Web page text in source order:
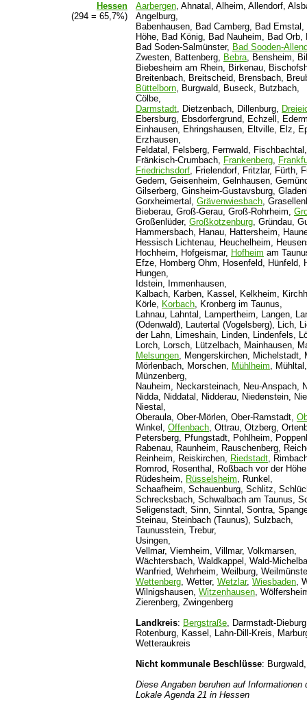
Hessen
(294 = 65,7%)
Aarbergen, Ahnatal, Alheim, Allendorf,
Angelburg,
Babenhausen, Bad Camberg, Bad
Höhe, Bad König, Bad Nauheim, Bad
Bad Soden-Salmünster, Bad Sooden-
Zwesten, Battenberg, Bebra, Bensheim,
Biebesheim am Rhein, Birkenau,
Breitenbach, Breitscheid, Brensbach,
Büttelborn, Burgwald, Buseck, Butzbach,
Cölbe,
Darmstadt, Dietzenbach, Dillenburg,
Ebersburg, Ebsdorfergrund, Echzell,
Einhausen, Ehringshausen, Eltville, Elz,
Erzhausen,
Feldatal, Felsberg, Fernwald,
Fränkisch-Crumbach, Frankenberg,
Friedrichsdorf, Frielendorf, Fritzlar, Fürth,
Gedern, Geisenheim, Gelnhausen,
Gilserberg, Ginsheim-Gustavsburg,
Gorxheimertal, Grävenwiesbach,
Bieberau, Groß-Gerau, Groß-Rohrheim,
Großenlüder, Großkotzenburg, Gründau,
Hammersbach, Hanau, Hattersheim,
Hessisch Lichtenau, Heuchelheim,
Hochheim, Hofgeismar, Hofheim am
Efze, Homberg Ohm, Hosenfeld, Hünfeld,
Hungen,
Idstein, Immenhausen,
Kalbach, Karben, Kassel, Kelkheim,
Körle, Korbach, Kronberg im Taunus,
Lahnau, Lahntal, Lampertheim, Langen,
(Odenwald), Lautertal (Vogelsberg), Lich,
der Lahn, Limeshain, Linden, Lindenfels,
Lorch, Lorsch, Lützelbach, Mainhausen,
Melsungen, Mengerskirchen, Michelstadt,
Mörlenbach, Morschen, Mühlheim,
Münzenberg,
Nauheim, Neckarsteinach, Neu-Anspach,
Nidda, Niddatal, Nidderau, Niedenstein,
Niestal,
Oberaula, Ober-Mörlen, Ober-Ramstadt,
Winkel, Offenbach, Ottrau, Otzberg,
Petersberg, Pfungstadt, Pohlheim,
Rabenau, Raunheim, Rauschenberg,
Reinheim, Reiskirchen, Riedstadt,
Romrod, Rosenthal, Roßbach vor der
Rüdesheim, Rüsselsheim, Runkel,
Schaafheim, Schauenburg, Schlitz,
Schrecksbach, Schwalbach am Taunus,
Seligenstadt, Sinn, Sinntal, Sontra,
Steinau, Steinbach (Taunus), Sulzbach,
Taunusstein, Trebur,
Usingen,
Vellmar, Viernheim, Villmar, Volkmarsen,
Wächtersbach, Waldkappel, Wald-
Wanfried, Wehrheim, Weilburg,
Wettenberg, Wetter, Wetzlar, Wiesbaden,
Wilnigshausen, Witzenhausen,
Zierenberg, Zwingenberg
Landkreis: Bergstraße, Darmstadt-
Rotenburg, Kassel, Lahn-Dill-Kreis,
Wetteraukreis
Nicht kommunale Beschlüsse:
Diese Angaben beruhen auf
Lokale Agenda 21 in Hessen